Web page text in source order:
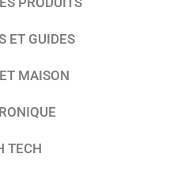
ET GUIDES
MAISON
TECH